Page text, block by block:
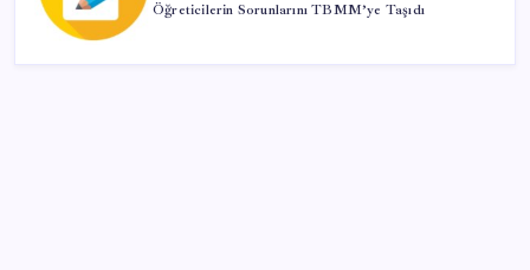
Öğreticilerin Sorunlarını TBMM’ye Taşıdı